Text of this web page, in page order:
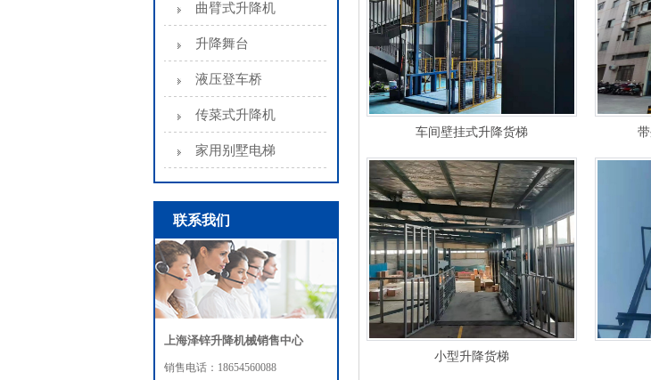
曲臂式升降机
升降舞台
液压登车桥
传菜式升降机
家用别墅电梯
联系我们
上海泽锌升降机械销售中心
销售电话：18654560088
车间壁挂式升降货梯
小型升降货梯